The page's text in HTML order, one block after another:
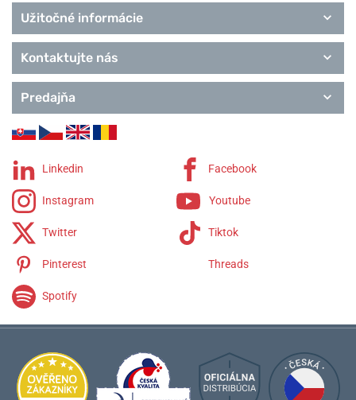
Užitočné informácie
Kontaktujte nás
Predajňa
Linkedin Facebook
Instagram Youtube
Twitter Tiktok
Pinterest Threads
Spotify